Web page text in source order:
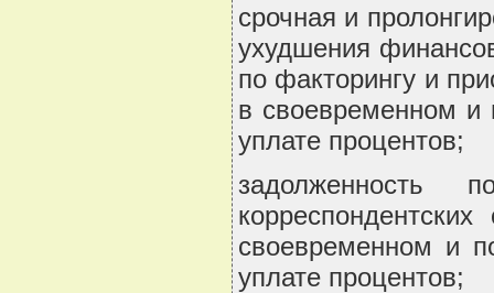
срочная и
ухудшения
по факторингу и
в своевременном и
уплате процентов;
своевременном и
уплате процентов;